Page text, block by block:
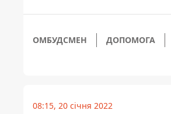
ОМБУДСМЕН ДОПОМОГА
08:15, 20 січня 2022